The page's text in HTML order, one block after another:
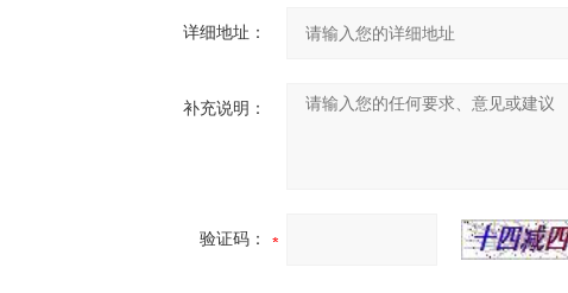
详细地址：
补充说明：
验证码：